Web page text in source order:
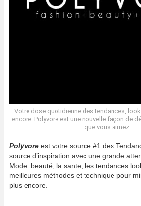
Votre dose quotidienne des tendances,
encore. Polyvore est une nouvelle façon de
que vous aimez.
Polyvore est votre source #1 des
source d’inspiration avec une grande
Mode, beauté, la sante, les tendances
meilleures méthodes et technique pour
plus encore.